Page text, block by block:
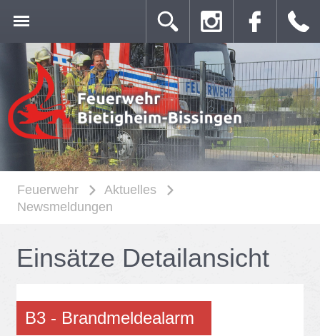
Feuerwehr
Aktuelles
Newsmeldungen
Ein­sät­ze De­tail­an­sicht
B3 - Brand­mel­de­alarm